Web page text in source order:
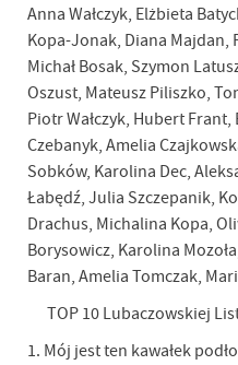
Anna Wałczyk, Elżbieta
Kopa-Jonak, Diana Majdan,
Michał Bosak, Szymon
Oszust, Mateusz Piliszko,
Piotr Wałczyk, Hubert
Czebanyk, Amelia
Sobków, Karolina Dec,
Łabędź, Julia Szczepanik,
Drachus, Michalina Kopa,
Borysowicz, Karolina
Baran, Amelia Tomczak,
TOP 10 Lubaczowskiej
1. Mój jest ten kawałek